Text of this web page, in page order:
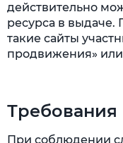
действительно
ресурса в выдаче.
такие сайты
продвижения»
Требования
При соблюдении